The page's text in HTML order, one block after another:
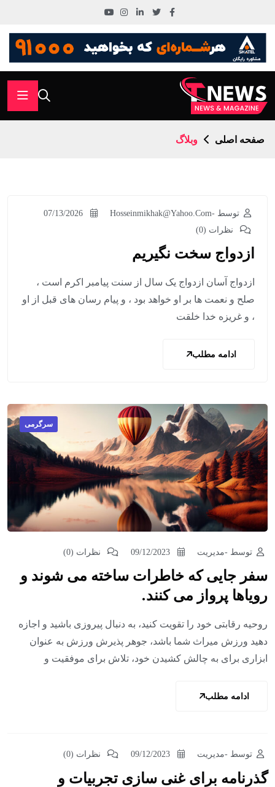
صفحه اصلی وبلاگ
توسط -Hosseinmikhak@yahoo.com
07/13/2026
نظرات (0)
ازدواج سخت نگیریم
ازدواج آسان ازدواج یک سال از سنت پیامبر اکرم است ،
صلح و نعمت ها بر او خواهد بود ، و پیام رسان های قبل از او
، و غریزه خدا خلقت
ادامه مطلب
سرگرمی
توسط -مدیریت 09/12/2023 نظرات (0)
سفر جایی که خاطرات ساخته می شوند و
رویاها پرواز می کنند.
روحیه رقابتی خود را تقویت کنید، به دنبال پیروزی باشید و اجازه
دهید ورزش میراث شما باشد، جوهر پذیرش ورزش به عنوان
ابزاری برای به چالش کشیدن خود، تلاش برای موفقیت و
ادامه مطلب
توسط -مدیریت 09/12/2023 نظرات (0)
گذرنامه برای غنی سازی تجربیات و